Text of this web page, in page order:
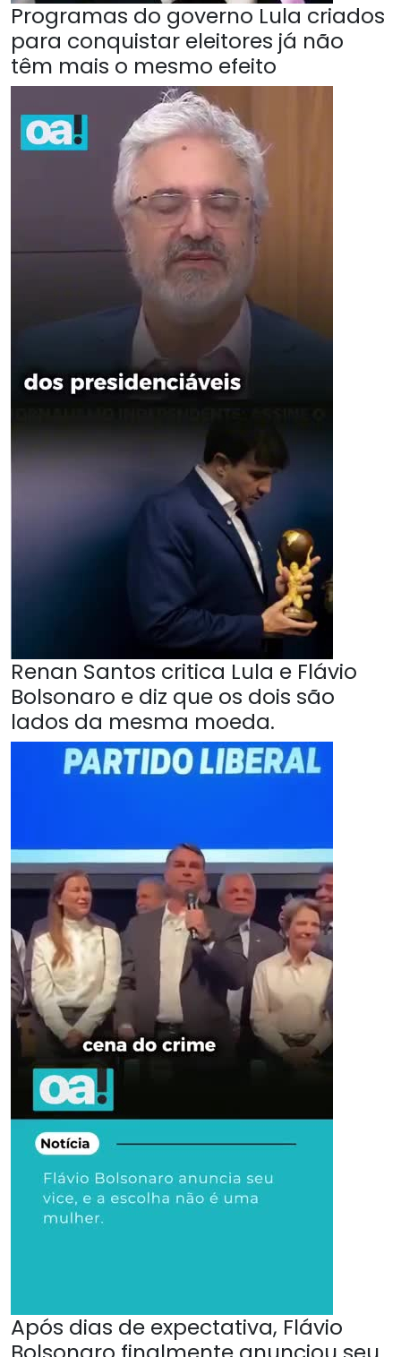
Programas do governo Lula criados
para conquistar eleitores já não
têm mais o mesmo efeito
Renan Santos critica Lula e Flávio
Bolsonaro e diz que os dois são
lados da mesma moeda.
Após dias de expectativa, Flávio